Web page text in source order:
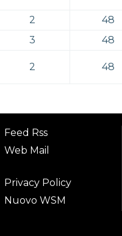
2 48
3 48
2 48
Feed Rss
Web Mail
Privacy Policy
Nuovo WSM